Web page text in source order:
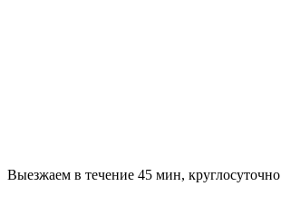
Выезжаем в течение 45 мин, круглосуточно